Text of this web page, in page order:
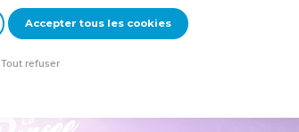
Accepter tous les cookies
Tout refuser